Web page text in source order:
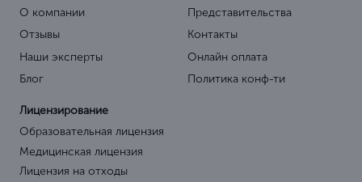
О компании
Отзывы
Наши эксперты
Блог
Представительства
Контакты
Онлайн оплата
Политика конф-ти
Лицензирование
Образовательная лицензия
Медицинская лицензия
Лицензия на отходы